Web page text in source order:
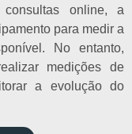
online, a
para medir a
No entanto,
medições de
a evolução do